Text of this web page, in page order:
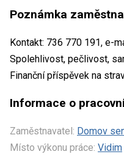
Poznámka
Kontakt: 736 770 191, e-
Spolehlivost, pečlivost,
Finanční příspěvek na
Informace o
Zaměstnavatel: Domov
Místo výkonu práce: Vidim